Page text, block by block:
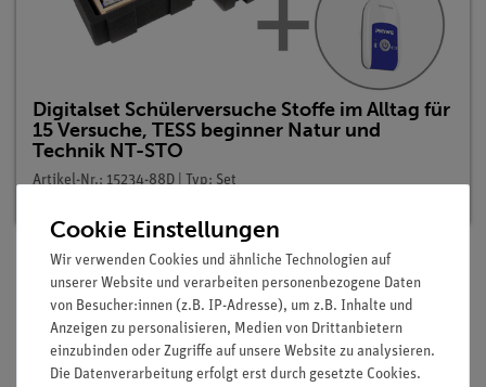
Digitalset Schülerversuche Stoffe im Alltag für
15 Versuche, TESS beginner Natur und
Technik NT-STO
Artikel-Nr.: 15234-88D | Typ: Set
Beschreibung
Prinzip
Cookie Einstellungen
Wir verwenden Cookies und ähnliche Technologien auf
unserer Website und verarbeiten personenbezogene Daten
von Besucher:innen (z.B. IP-Adresse), um z.B. Inhalte und
Anzeigen zu personalisieren, Medien von Drittanbietern
einzubinden oder Zugriffe auf unsere Website zu analysieren.
Die Datenverarbeitung erfolgt erst durch gesetzte Cookies.